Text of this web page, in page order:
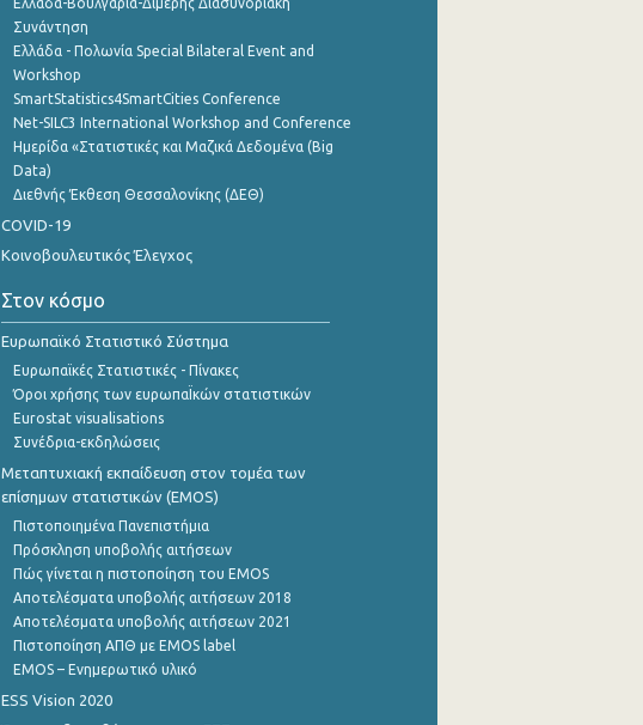
Συνάντηση
Ελλάδα - Πολωνία Special Bilateral Event and
Workshop
SmartStatistics4SmartCities Conference
Net-SILC3 International Workshop and Conference
Ημερίδα «Στατιστικές και Μαζικά Δεδομένα (Big
Data)
Διεθνής Έκθεση Θεσσαλονίκης (ΔΕΘ)
COVID-19
Κοινοβουλευτικός Έλεγχος
Στον κόσμο
Ευρωπαϊκό Στατιστικό Σύστημα
Ευρωπαϊκές Στατιστικές - Πίνακες
Όροι χρήσης των ευρωπαΪκών στατιστικών
Eurostat visualisations
Συνέδρια-εκδηλώσεις
Μεταπτυχιακή εκπαίδευση στον τομέα των
επίσημων στατιστικών (EMOS)
Πιστοποιημένα Πανεπιστήμια
Πρόσκληση υποβολής αιτήσεων
Πώς γίνεται η πιστοποίηση του EMOS
Αποτελέσματα υποβολής αιτήσεων 2018
Αποτελέσματα υποβολής αιτήσεων 2021
Πιστοποίηση ΑΠΘ με EMOS label
EMOS – Ενημερωτικό υλικό
ESS Vision 2020